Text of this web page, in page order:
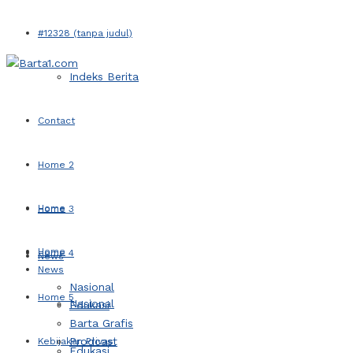
#12328 (tanpa judul)
Indeks Berita
Contact
Home 2
Home 3
Home 4
Home 5
Kebijakan Privasi
Home
News
Nasional
Home
News
Nasional
Edukasi
Barta Grafis
Prodcast